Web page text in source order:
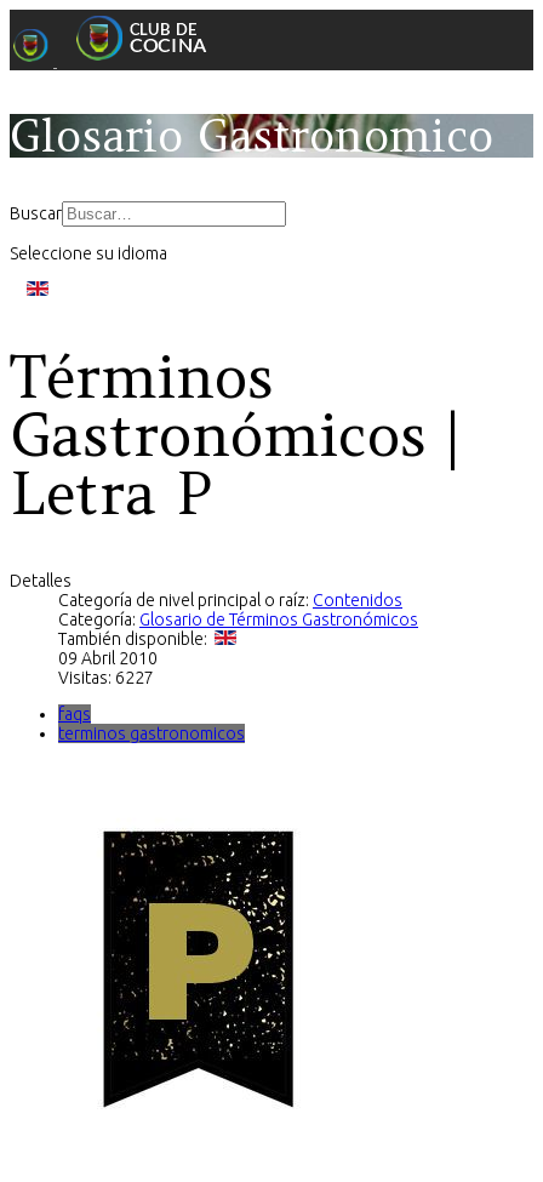
Glosario Gastronomico
Buscar
Seleccione su idioma
Términos
Gastronómicos |
Letra P
Detalles
Categoría de nivel principal o raíz: Contenidos
Categoría: Glosario de Términos Gastronómicos
También disponible:
09 Abril 2010
Visitas: 6227
faqs
terminos gastronomicos